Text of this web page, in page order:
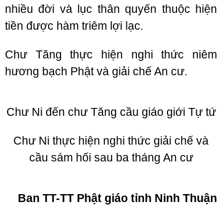
nhiều đời và lục thân quyến thuộc hiện
tiền được hàm triêm lợi lạc.
Chư Tăng thực hiện nghi thức niêm
hương bạch Phật và giải chế An cư.
Chư Ni đến chư Tăng cầu giáo giới Tự tứ
Chư Ni thực hiện nghi thức giải chế và
cầu sám hối sau ba tháng An cư
Ban TT-TT Phật giáo tỉnh Ninh Thuận